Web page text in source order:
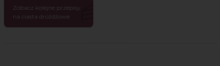
Zobacz kolejne przepisy
na ciasta drożdżowe